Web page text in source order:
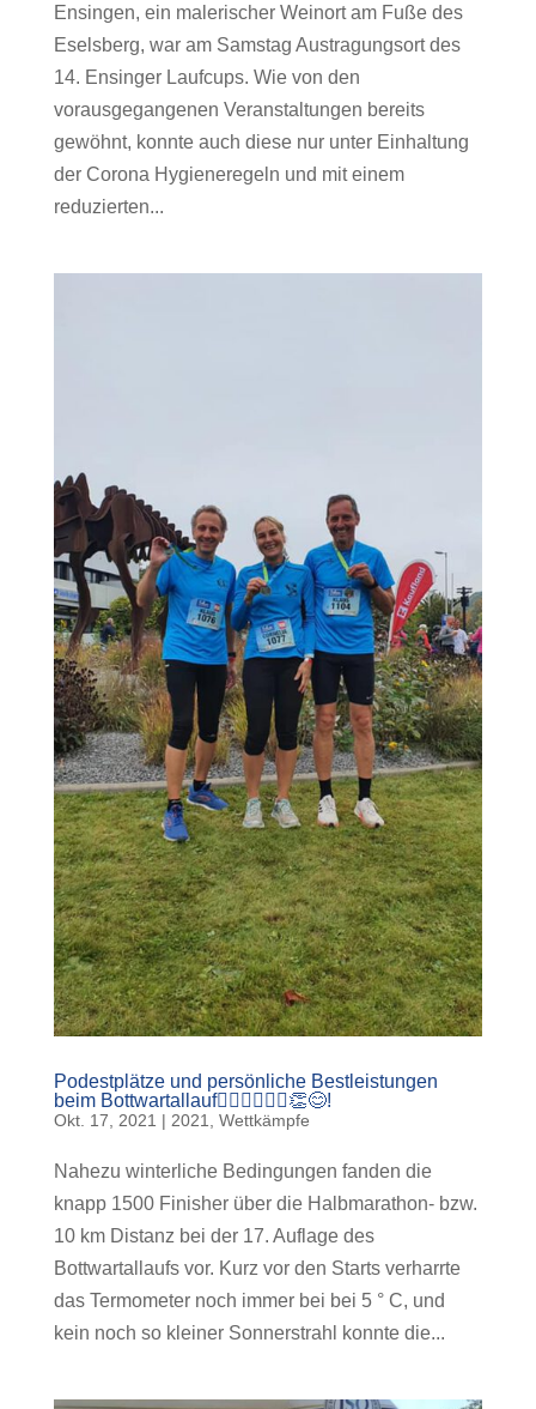
Ensingen, ein malerischer Weinort am Fuße des
Eselsberg, war am Samstag Austragungsort des
14. Ensinger Laufcups. Wie von den
vorausgegangenen Veranstaltungen bereits
gewöhnt, konnte auch diese nur unter Einhaltung
der Corona Hygieneregeln und mit einem
reduzierten...
Podestplätze und persönliche Bestleistungen
beim Bottwartallauf🏃🏽‍♀️🏃🏻‍♂️👏😊!
Okt. 17, 2021 | 2021 Wettkämpfe
Nahezu winterliche Bedingungen fanden die
knapp 1500 Finisher über die Halbmarathon- bzw.
10 km Distanz bei der 17. Auflage des
Bottwartallaufs vor. Kurz vor den Starts verharrte
das Termometer noch immer bei bei 5 ° C, und
kein noch so kleiner Sonnerstrahl konnte die...